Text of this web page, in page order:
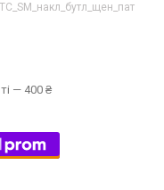
ТС_SM_накл_бутл_щен_пат
— 400 ₴